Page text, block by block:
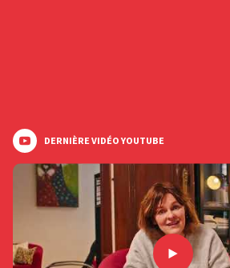
DERNIÈRE VIDÉO YOUTUBE